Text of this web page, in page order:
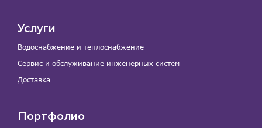
Услуги
Водоснабжение и теплоснабжение
Сервис и обслуживание инженерных систем
Доставка
Портфолио